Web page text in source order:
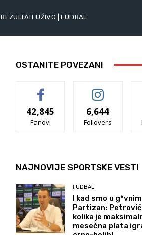
REZULTATI UŽIVO | FUDBAL
OSTANITE POVEZANI
42,845
Fanovi
6,644
Follovers
NAJNOVIJE SPORTSKE VESTI
FUDBAL
I kad smo u
Partizan:
kolika je
mesečna plata